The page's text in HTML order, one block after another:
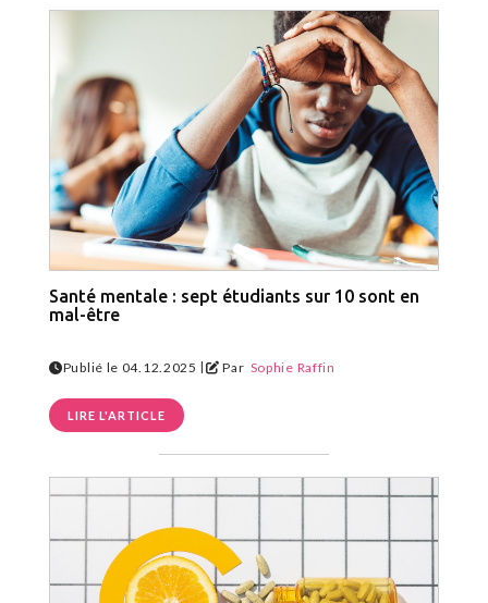
Santé mentale : sept étudiants sur 10 sont en
mal-être
Publié le 04.12.2025 | Par Sophie Raffin
LIRE L'ARTICLE